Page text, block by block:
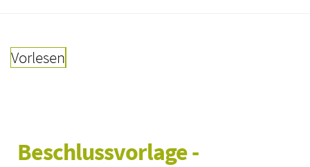
Vorlesen
Beschlussvorlage -